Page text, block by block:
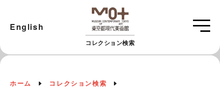
コレクション検索
English
ホーム コレクション検索